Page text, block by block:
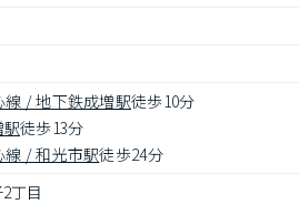
/ 地下鉄成増駅徒歩10分
駅徒歩13分
線 / 和光市駅徒歩24分
丁目